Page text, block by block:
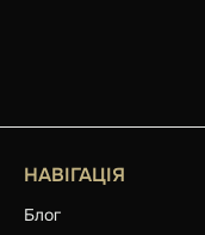
НАВІГАЦІЯ
Блог